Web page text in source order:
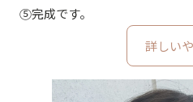
⑤完成です。
詳しい